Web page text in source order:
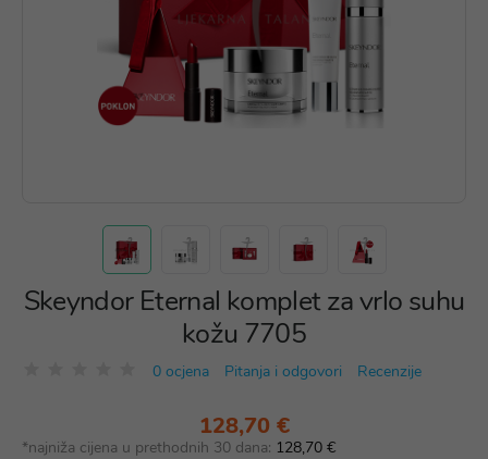
Skeyndor Eternal komplet za vrlo suhu
kožu 7705
0 ocjena Pitanja i odgovori Recenzije
128,70 €
*najniža cijena u prethodnih 30 dana: 128,70 €